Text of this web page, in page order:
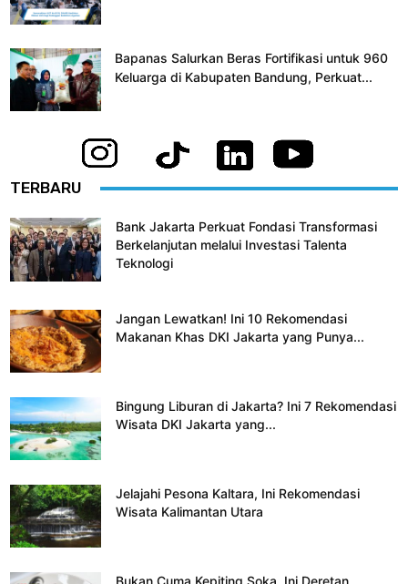
Bapanas Salurkan Beras Fortifikasi untuk 960
Keluarga di Kabupaten Bandung, Perkuat...
TERBARU
Bank Jakarta Perkuat Fondasi Transformasi
Berkelanjutan melalui Investasi Talenta
Teknologi
Jangan Lewatkan! Ini 10 Rekomendasi
Makanan Khas DKI Jakarta yang Punya...
Bingung Liburan di Jakarta? Ini 7 Rekomendasi
Wisata DKI Jakarta yang...
Jelajahi Pesona Kaltara, Ini Rekomendasi
Wisata Kalimantan Utara